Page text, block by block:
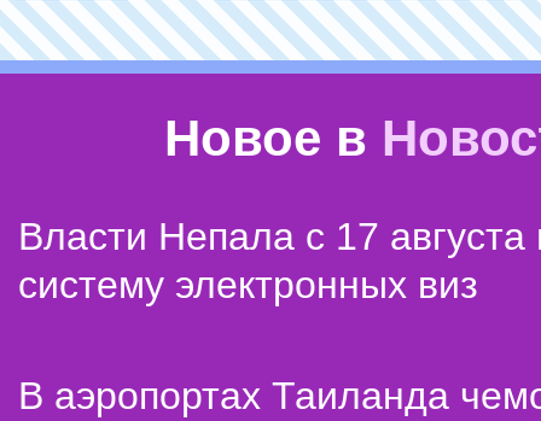
Новое в
Власти Непала с 17 августа
систему электронных виз
В аэропортах Таиланда